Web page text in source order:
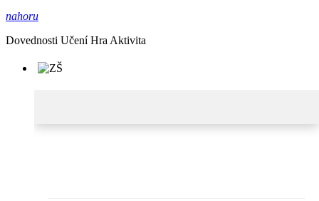
nahoru
Dovednosti Učení Hra Aktivita